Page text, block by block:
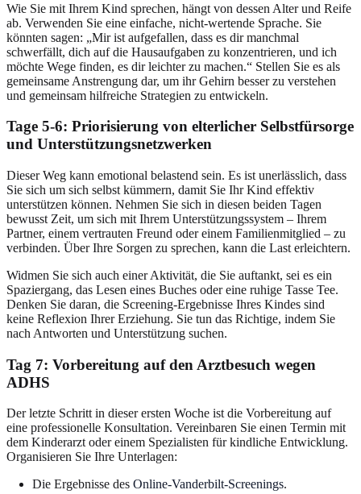
Wie Sie mit Ihrem Kind sprechen, hängt von dessen Alter und Reife
ab. Verwenden Sie eine einfache, nicht-wertende Sprache. Sie
könnten sagen: „Mir ist aufgefallen, dass es dir manchmal
schwerfällt, dich auf die Hausaufgaben zu konzentrieren, und ich
möchte Wege finden, es dir leichter zu machen.“ Stellen Sie es als
gemeinsame Anstrengung dar, um ihr Gehirn besser zu verstehen
und gemeinsam hilfreiche Strategien zu entwickeln.
Tage 5-6: Priorisierung von elterlicher Selbstfürsorge
und Unterstützungsnetzwerken
Dieser Weg kann emotional belastend sein. Es ist unerlässlich, dass
Sie sich um sich selbst kümmern, damit Sie Ihr Kind effektiv
unterstützen können. Nehmen Sie sich in diesen beiden Tagen
bewusst Zeit, um sich mit Ihrem Unterstützungssystem – Ihrem
Partner, einem vertrauten Freund oder einem Familienmitglied – zu
verbinden. Über Ihre Sorgen zu sprechen, kann die Last erleichtern.
Widmen Sie sich auch einer Aktivität, die Sie auftankt, sei es ein
Spaziergang, das Lesen eines Buches oder eine ruhige Tasse Tee.
Denken Sie daran, die Screening-Ergebnisse Ihres Kindes sind
keine Reflexion Ihrer Erziehung. Sie tun das Richtige, indem Sie
nach Antworten und Unterstützung suchen.
Tag 7: Vorbereitung auf den Arztbesuch wegen
ADHS
Der letzte Schritt in dieser ersten Woche ist die Vorbereitung auf
eine professionelle Konsultation. Vereinbaren Sie einen Termin mit
dem Kinderarzt oder einem Spezialisten für kindliche Entwicklung.
Organisieren Sie Ihre Unterlagen:
Die Ergebnisse des Online-Vanderbilt-Screenings.